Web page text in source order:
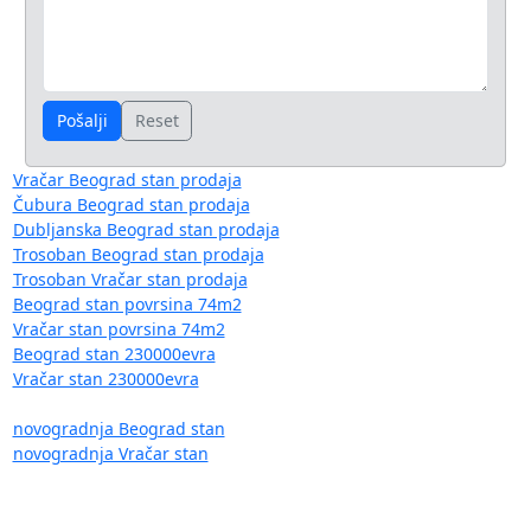
Pošalji Reset
Vračar Beograd stan prodaja
Čubura Beograd stan prodaja
Dubljanska Beograd stan prodaja
Trosoban Beograd stan prodaja
Trosoban Vračar stan prodaja
Beograd stan povrsina 74m2
Vračar stan povrsina 74m2
Beograd stan 230000evra
Vračar stan 230000evra
novogradnja Beograd stan
novogradnja Vračar stan